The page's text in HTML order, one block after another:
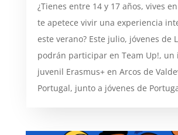
¿Tienes entre 14 y 17 años, vives
te apetece vivir una experiencia
este verano? Este julio, jóvenes de
podrán participar en Team Up!, un
juvenil Erasmus+ en Arcos de
Portugal, junto a jóvenes de